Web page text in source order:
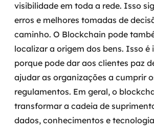
visibilidade em toda a rede. Isso
erros e melhores tomadas de
caminho. O Blockchain pode
localizar a origem dos bens. Isso
porque pode dar aos clientes paz
ajudar as organizações a cumprir
regulamentos. Em geral, o
transformar a cadeia de
dados, conhecimentos e